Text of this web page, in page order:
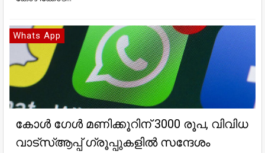
Whats App
കോള്‍ ഗേള്‍ മണിക്കൂറിന് 3000 രൂപ, വിവിധ
വാട്‌സ്ആപ്പ് ഗ്രൂപ്പുകളില്‍ സന്ദേശം